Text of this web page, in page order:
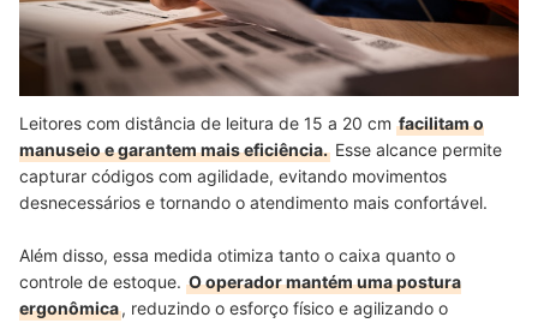
Leitores com distância de leitura de 15 a 20 cm facilitam o
manuseio e garantem mais eficiência. Esse alcance permite
capturar códigos com agilidade, evitando movimentos
desnecessários e tornando o atendimento mais confortável.
Além disso, essa medida otimiza tanto o caixa quanto o
controle de estoque. O operador mantém uma postura
ergonômica, reduzindo o esforço físico e agilizando o